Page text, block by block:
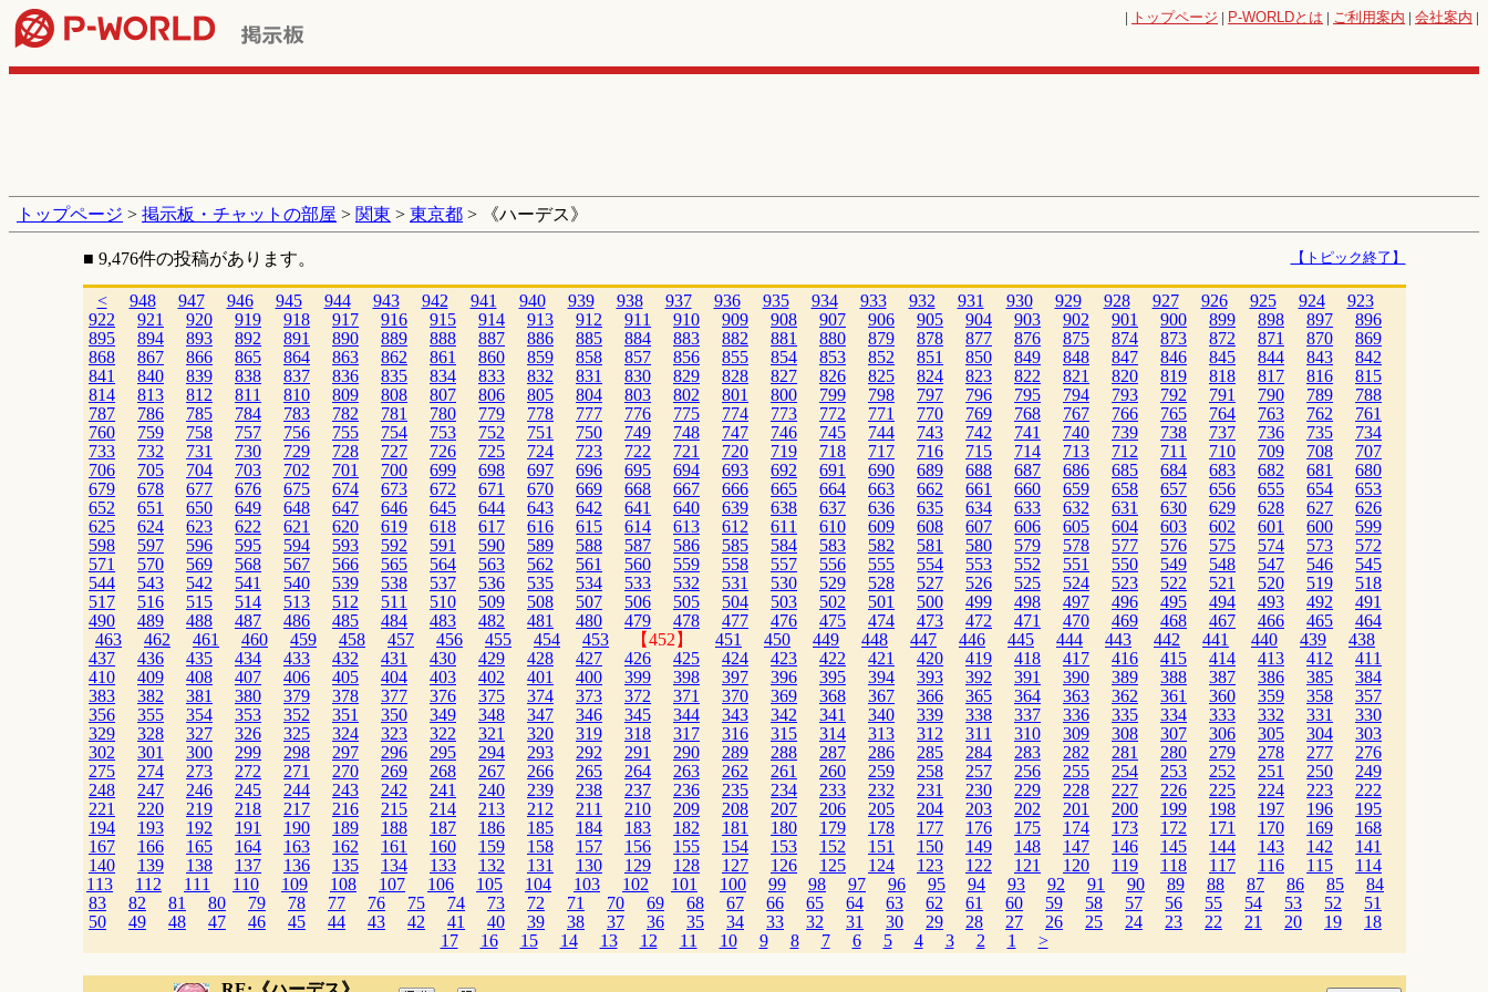
| トップページ | P-WORLDとは | ご利用案内 | 会社案内 |
トップページ > 掲示板・チャットの部屋 > 関東 > 東京都 > 《ハーデス》
■ 9,476件の投稿があります。 【トピック終了】
< 948 947 946 945 944 943 942 941 940 939 938 937 936 935 934 933 932 931 930 929 928 927 926 925 924
923
922
921 920 919 918 917 916 915 914 913 912 911 910 909 908 907 906 905 904 903 902 901 900 899 898 897
896
895
894 893 892 891 890 889 888 887 886 885 884 883 882 881 880 879 878 877 876 875 874 873 872 871 870
869
868
867 866 865 864 863 862 861 860 859 858 857 856 855 854 853 852 851 850 849 848 847 846 845 844 843
842
841
840 839 838 837 836 835 834 833 832 831 830 829 828 827 826 825 824 823 822 821 820 819 818 817 816
815
814
813 812 811 810 809 808 807 806 805 804 803 802 801 800 799 798 797 796 795 794 793 792 791 790 789
788
787
786 785 784 783 782 781 780 779 778 777 776 775 774 773 772 771 770 769 768 767 766 765 764 763 762
761
760
759 758 757 756 755 754 753 752 751 750 749 748 747 746 745 744 743 742 741 740 739 738 737 736 735
734
733
732 731 730 729 728 727 726 725 724 723 722 721 720 719 718 717 716 715 714 713 712 711 710 709 708
707
706
705 704 703 702 701 700 699 698 697 696 695 694 693 692 691 690 689 688 687 686 685 684 683 682 681
680
679
678 677 676 675 674 673 672 671 670 669 668 667 666 665 664 663 662 661 660 659 658 657 656 655 654
653
652
651 650 649 648 647 646 645 644 643 642 641 640 639 638 637 636 635 634 633 632 631 630 629 628 627
626
625
624 623 622 621 620 619 618 617 616 615 614 613 612 611 610 609 608 607 606 605 604 603 602 601 600
599
598
597 596 595 594 593 592 591 590 589 588 587 586 585 584 583 582 581 580 579 578 577 576 575 574 573
572
571
570 569 568 567 566 565 564 563 562 561 560 559 558 557 556 555 554 553 552 551 550 549 548 547 546
545
544
543 542 541 540 539 538 537 536 535 534 533 532 531 530 529 528 527 526 525 524 523 522 521 520 519
518
517
516 515 514 513 512 511 510 509 508 507 506 505 504 503 502 501 500 499 498 497 496 495 494 493 492
491
490
489 488 487 486 485 484 483 482 481 480 479 478 477 476 475 474 473 472 471 470 469 468 467 466 465
464
463
462 461 460 459 458 457 456 455 454 453 【452】 451 450 449 448 447 446 445 444 443 442 441 440 439
438
437
436 435 434 433 432 431 430 429 428 427 426 425 424 423 422 421 420 419 418 417 416 415 414 413 412
411
410
409 408 407 406 405 404 403 402 401 400 399 398 397 396 395 394 393 392 391 390 389 388 387 386 385
384
383
382 381 380 379 378 377 376 375 374 373 372 371 370 369 368 367 366 365 364 363 362 361 360 359 358
357
356
355 354 353 352 351 350 349 348 347 346 345 344 343 342 341 340 339 338 337 336 335 334 333 332 331
330
329
328 327 326 325 324 323 322 321 320 319 318 317 316 315 314 313 312 311 310 309 308 307 306 305 304
303
302
301 300 299 298 297 296 295 294 293 292 291 290 289 288 287 286 285 284 283 282 281 280 279 278 277
276
275
274 273 272 271 270 269 268 267 266 265 264 263 262 261 260 259 258 257 256 255 254 253 252 251 250
249
248
247 246 245 244 243 242 241 240 239 238 237 236 235 234 233 232 231 230 229 228 227 226 225 224 223
222
221
220 219 218 217 216 215 214 213 212 211 210 209 208 207 206 205 204 203 202 201 200 199 198 197 196
195
194
193 192 191 190 189 188 187 186 185 184 183 182 181 180 179 178 177 176 175 174 173 172 171 170 169
168
167
166 165 164 163 162 161 160 159 158 157 156 155 154 153 152 151 150 149 148 147 146 145 144 143 142
141
140
139 138 137 136 135 134 133 132 131 130 129 128 127 126 125 124 123 122 121 120 119 118 117 116 115
114
113
112 111 110 109 108 107 106 105 104 103 102 101 100 99 98 97 96 95 94 93 92 91 90 89 88 87 86 85
84
83
82 81 80 79 78 77 76 75 74 73 72 71 70 69 68 67 66 65 64 63 62 61 60 59 58 57 56 55 54 53 52
51
50
49 48 47 46 45 44 43 42 41 40 39 38 37 36 35 34 33 32 31 30 29 28 27 26 25 24 23 22 21 20 19
18
17
16 15 14 13 12 11 10 9 8 7 6 5 4 3 2 1 >